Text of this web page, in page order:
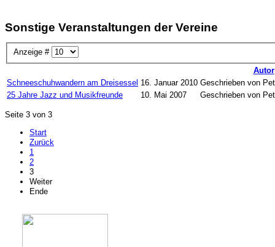
Sonstige Veranstaltungen der Vereine
Anzeige #
Autor
Schneeschuhwandern am Dreisessel 16. Januar 2010 Geschrieben von
25 Jahre Jazz und Musikfreunde
10. Mai 2007 Geschrieben von
Seite 3 von 3
Start
Zurück
1
2
3
Weiter
Ende